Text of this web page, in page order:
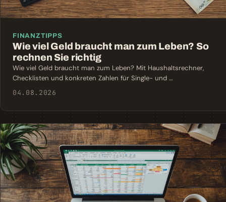
FINANZTIPPS
Wie viel Geld braucht man zum Leben? So
rechnen Sie richtig
Wie viel Geld braucht man zum Leben? Mit Haushaltsrechner,
Checklisten und konkreten Zahlen für Single- und …
04.08.2026